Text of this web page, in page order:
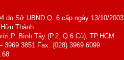
do Sở UBND Q. 6 cấp ngày 13/10/2003
Thành
Bình Tây (P.2, Q.6 Cũ), TP.HCM
3969 3851 Fax: (028) 3969 6099